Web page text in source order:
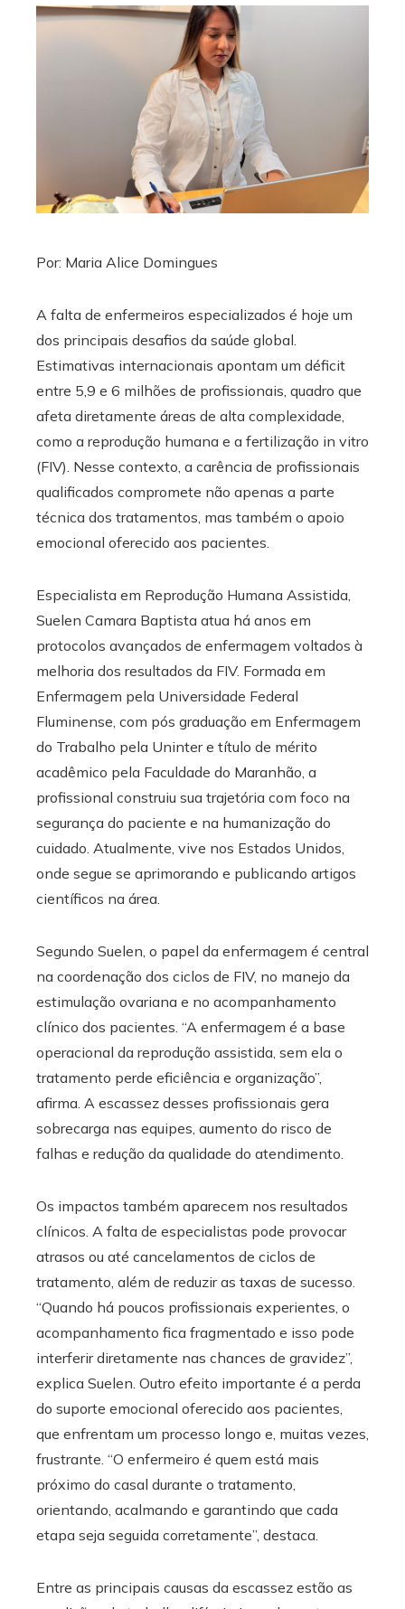
Por: Maria Alice Domingues
A falta de enfermeiros especializados é hoje um
dos principais desafios da saúde global.
Estimativas internacionais apontam um déficit
entre 5,9 e 6 milhões de profissionais, quadro que
afeta diretamente áreas de alta complexidade,
como a reprodução humana e a fertilização in vitro
(FIV). Nesse contexto, a carência de profissionais
qualificados compromete não apenas a parte
técnica dos tratamentos, mas também o apoio
emocional oferecido aos pacientes.
Especialista em Reprodução Humana Assistida,
Suelen Camara Baptista atua há anos em
protocolos avançados de enfermagem voltados à
melhoria dos resultados da FIV. Formada em
Enfermagem pela Universidade Federal
Fluminense, com pós graduação em Enfermagem
do Trabalho pela Uninter e título de mérito
acadêmico pela Faculdade do Maranhão, a
profissional construiu sua trajetória com foco na
segurança do paciente e na humanização do
cuidado. Atualmente, vive nos Estados Unidos,
onde segue se aprimorando e publicando artigos
científicos na área.
Segundo Suelen, o papel da enfermagem é central
na coordenação dos ciclos de FIV, no manejo da
estimulação ovariana e no acompanhamento
clínico dos pacientes. “A enfermagem é a base
operacional da reprodução assistida, sem ela o
tratamento perde eficiência e organização”,
afirma. A escassez desses profissionais gera
sobrecarga nas equipes, aumento do risco de
falhas e redução da qualidade do atendimento.
Os impactos também aparecem nos resultados
clínicos. A falta de especialistas pode provocar
atrasos ou até cancelamentos de ciclos de
tratamento, além de reduzir as taxas de sucesso.
“Quando há poucos profissionais experientes, o
acompanhamento fica fragmentado e isso pode
interferir diretamente nas chances de gravidez”,
explica Suelen. Outro efeito importante é a perda
do suporte emocional oferecido aos pacientes,
que enfrentam um processo longo e, muitas vezes,
frustrante. “O enfermeiro é quem está mais
próximo do casal durante o tratamento,
orientando, acalmando e garantindo que cada
etapa seja seguida corretamente”, destaca.
Entre as principais causas da escassez estão as